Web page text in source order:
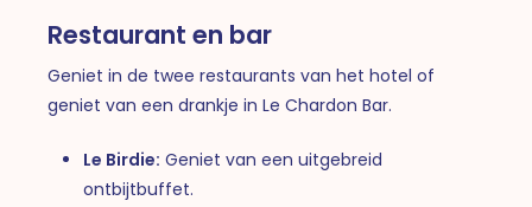
Restaurant en bar
Geniet in de twee restaurants van het hotel of
geniet van een drankje in Le Chardon Bar.
Le Birdie: Geniet van een uitgebreid
ontbijtbuffet.